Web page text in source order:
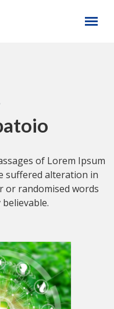
of Lorem Ipsum
suffered alteration in
or randomised words